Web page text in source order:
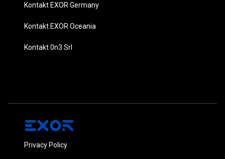
Kontakt EXOR Germany
Kontakt EXOR Oceania
Kontakt 0n3 Srl
Privacy Policy